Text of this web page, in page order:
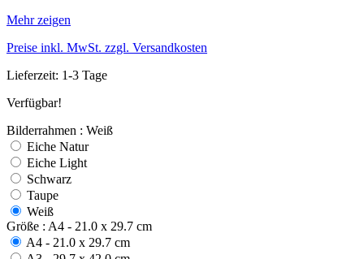
Mehr zeigen
Preise inkl. MwSt. zzgl. Versandkosten
Lieferzeit: 1-3 Tage
Verfügbar!
Bilderrahmen : Weiß
Eiche Natur
Eiche Light
Schwarz
Taupe
Weiß
Größe : A4 - 21.0 x 29.7 cm
A4 - 21.0 x 29.7 cm